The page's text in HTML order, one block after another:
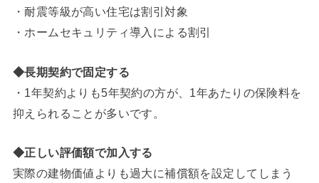
・耐震等級が高い住宅は割引対象
・ホームセキュリティ導入による割引
◆長期契約で固定する
・1年契約よりも5年契約の方が、1年あたりの保険料を
抑えられることが多いです。
◆正しい評価額で加入する
実際の建物価値よりも過大に補償額を設定してしまう